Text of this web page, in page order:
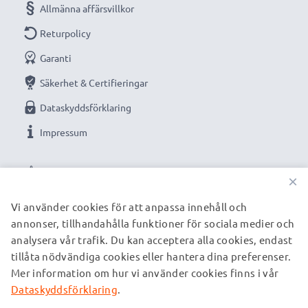
VÅRA BETALNINGSALTERNATIV
Allmänna affärsvillkor
Returpolicy
Garanti
Säkerhet & Certifieringar
Dataskyddsförklaring
Impressum
VÅRA FRAKTPARTNERS
© subtel.se 2026
Alla priser är inklusive moms och exklusive fraktkostnader.
×
Vi använder cookies för att anpassa innehåll och
annonser, tillhandahålla funktioner för sociala medier och
analysera vår trafik. Du kan acceptera alla cookies, endast
tillåta nödvändiga cookies eller hantera dina preferenser.
Mer information om hur vi använder cookies finns i vår
Dataskyddsförklaring.